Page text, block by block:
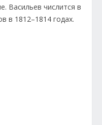
Васильев числится в
в 1812–1814 годах.